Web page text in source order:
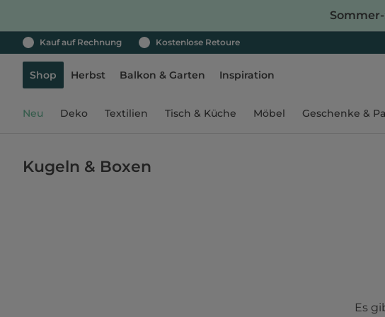
Kauf auf Rechnung Kostenlose Retoure
Shop Herbst Balkon & Garten Inspiration
Neu Deko Textilien Tisch & Küche Möbel Geschenke &
Kugeln & Boxen
Es